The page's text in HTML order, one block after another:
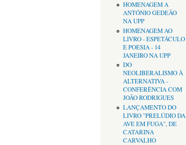
HOMENAGEM A
ANTÓNIO GEDEÃO
NA UPP
HOMENAGEM AO
LIVRO - ESPETÁCULO
E POESIA - 14
JANEIRO NA UPP
DO
NEOLIBERALISMO À
ALTERNATIVA -
CONFERÊNCIA COM
JOÃO RODRIGUES
LANÇAMENTO DO
LIVRO "PRELÚDIO DA
AVE EM FUGA", DE
CATARINA
CARVALHO